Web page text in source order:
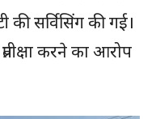
सर्विसिंग की गई।
करने का आरोप